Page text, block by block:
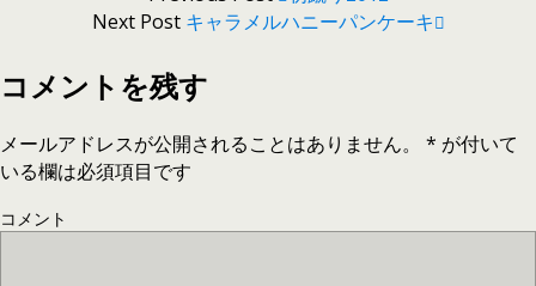
Next Post キャラメルハニーパンケーキ
コメントを残す
メールアドレスが公開されることはありません。 * が付いて
いる欄は必須項目です
コメント